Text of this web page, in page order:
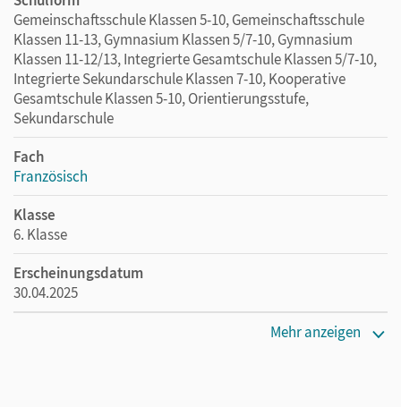
Gemeinschaftsschule Klassen 5-10, Gemeinschaftsschule
Klassen 11-13, Gymnasium Klassen 5/7-10, Gymnasium
Klassen 11-12/13, Integrierte Gesamtschule Klassen 5/7-10,
Integrierte Sekundarschule Klassen 7-10, Kooperative
Gesamtschule Klassen 5-10, Orientierungsstufe,
Sekundarschule
Fach
Französisch
Klasse
6. Klasse
Erscheinungsdatum
30.04.2025
Mehr anzeigen